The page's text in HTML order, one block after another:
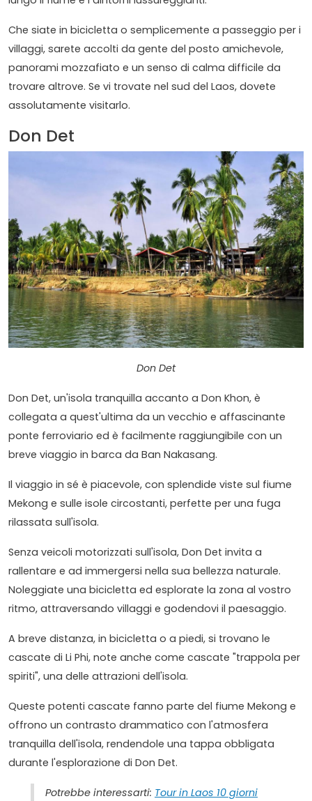
Che siate in bicicletta o semplicemente a passeggio per i
villaggi, sarete accolti da gente del posto amichevole,
panorami mozzafiato e un senso di calma difficile da
trovare altrove. Se vi trovate nel sud del Laos, dovete
assolutamente visitarlo.
Don Det
Don Det
Don Det, un'isola tranquilla accanto a Don Khon, è
collegata a quest'ultima da un vecchio e affascinante
ponte ferroviario ed è facilmente raggiungibile con un
breve viaggio in barca da Ban Nakasang.
Il viaggio in sé è piacevole, con splendide viste sul fiume
Mekong e sulle isole circostanti, perfette per una fuga
rilassata sull'isola.
Senza veicoli motorizzati sull'isola, Don Det invita a
rallentare e ad immergersi nella sua bellezza naturale.
Noleggiate una bicicletta ed esplorate la zona al vostro
ritmo, attraversando villaggi e godendovi il paesaggio.
A breve distanza, in bicicletta o a piedi, si trovano le
cascate di Li Phi, note anche come cascate "trappola per
spiriti", una delle attrazioni dell'isola.
Queste potenti cascate fanno parte del fiume Mekong e
offrono un contrasto drammatico con l'atmosfera
tranquilla dell'isola, rendendole una tappa obbligata
durante l'esplorazione di Don Det.
Potrebbe interessarti: Tour in Laos 10 giorni